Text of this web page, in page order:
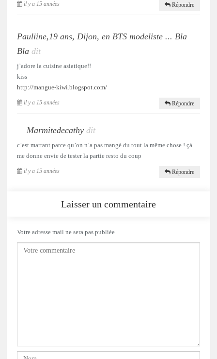
il y a 15 années Répondre
Pauliine,19 ans, Dijon, en BTS modeliste ... Bla
Bla dit
j’adore la cuisine asiatique!!
kiss
http://mangue-kiwi.blogspot.com/
il y a 15 années Répondre
Marmitedecathy dit
c’est marrant parce qu’on n’a pas mangé du tout la même chose ! çà
me donne envie de tester la partie resto du coup
il y a 15 années Répondre
Laisser un commentaire
Votre adresse mail ne sera pas publiée